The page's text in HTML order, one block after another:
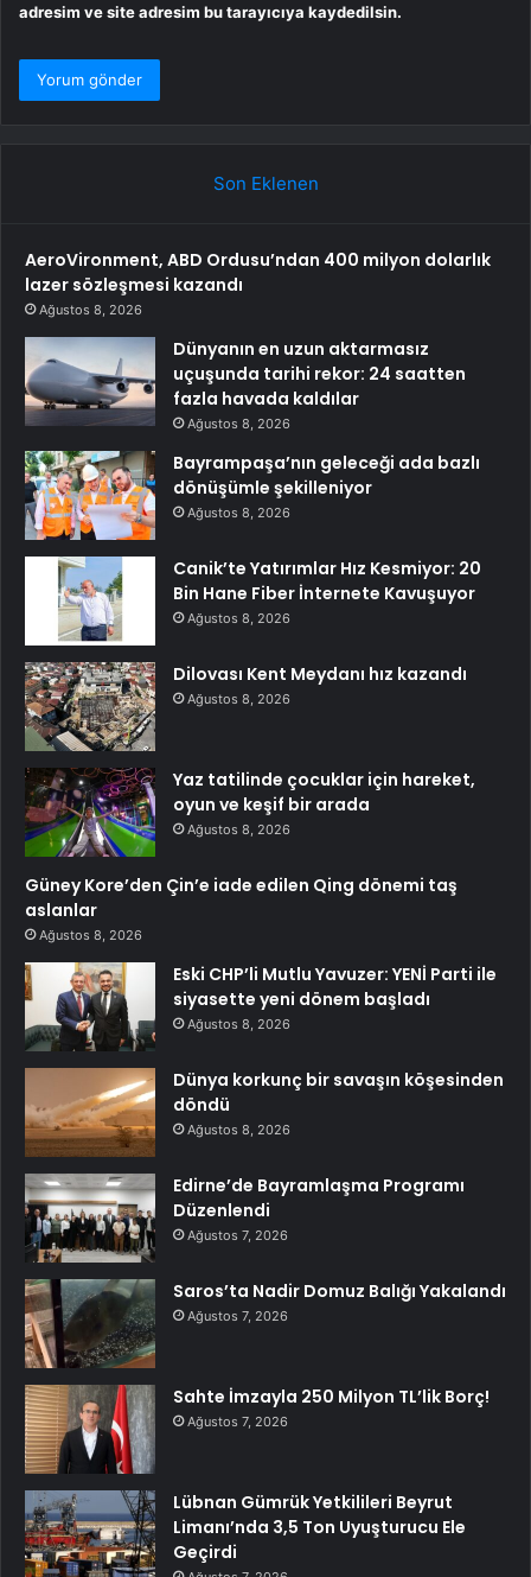
adresim ve site adresim bu tarayıcıya kaydedilsin.
Son Eklenen
AeroVironment, ABD Ordusu’ndan 400 milyon dolarlık
lazer sözleşmesi kazandı
Ağustos 8, 2026
Dünyanın en uzun aktarmasız
uçuşunda tarihi rekor: 24 saatten
fazla havada kaldılar
Ağustos 8, 2026
Bayrampaşa’nın geleceği ada bazlı
dönüşümle şekilleniyor
Ağustos 8, 2026
Canik’te Yatırımlar Hız Kesmiyor: 20
Bin Hane Fiber İnternete Kavuşuyor
Ağustos 8, 2026
Dilovası Kent Meydanı hız kazandı
Ağustos 8, 2026
Yaz tatilinde çocuklar için hareket,
oyun ve keşif bir arada
Ağustos 8, 2026
Güney Kore’den Çin’e iade edilen Qing dönemi taş
aslanlar
Ağustos 8, 2026
Eski CHP’li Mutlu Yavuzer: YENİ Parti ile
siyasette yeni dönem başladı
Ağustos 8, 2026
Dünya korkunç bir savaşın köşesinden
döndü
Ağustos 8, 2026
Edirne’de Bayramlaşma Programı
Düzenlendi
Ağustos 7, 2026
Saros’ta Nadir Domuz Balığı Yakalandı
Ağustos 7, 2026
Sahte İmzayla 250 Milyon TL’lik Borç!
Ağustos 7, 2026
Lübnan Gümrük Yetkilileri Beyrut
Limanı’nda 3,5 Ton Uyuşturucu Ele
Geçirdi